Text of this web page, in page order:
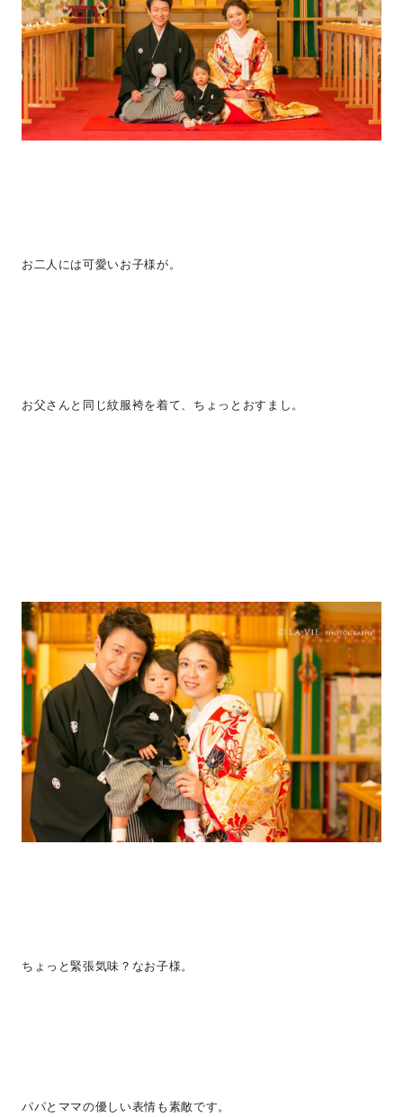
お二人には可愛いお子様が。
お父さんと同じ紋服袴を着て、ちょっとおすまし。
ちょっと緊張気味？なお子様。
パパとママの優しい表情も素敵です。